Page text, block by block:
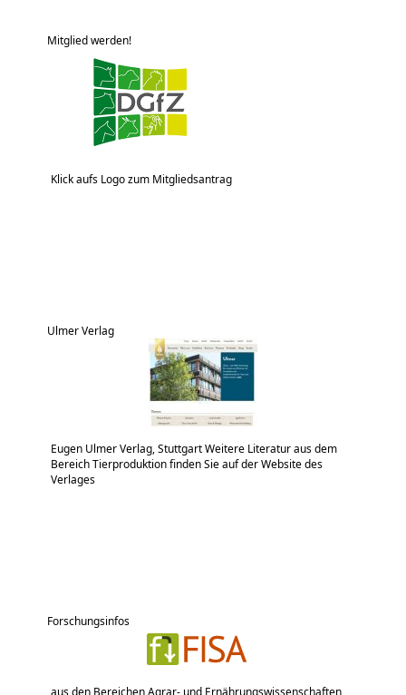
Mitglied werden!
Klick aufs Logo zum Mitgliedsantrag
Ulmer Verlag
Eugen Ulmer Verlag, Stuttgart Weitere Literatur aus dem
Bereich Tierproduktion finden Sie auf der Website des
Verlages
Forschungsinfos
aus den Bereichen Agrar- und Ernährungswissenschaften